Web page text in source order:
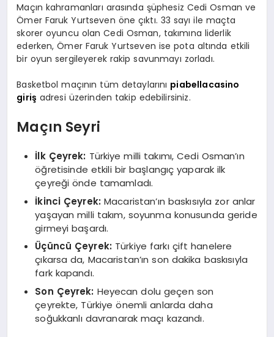
Maçın kahramanları arasında şüphesiz Cedi Osman ve
Ömer Faruk Yurtseven öne çıktı. 33 sayı ile maçta
skorer oyuncu olan Cedi Osman, takımına liderlik
ederken, Ömer Faruk Yurtseven ise pota altında etkili
bir oyun sergileyerek rakip savunmayı zorladı.
Basketbol maçının tüm detaylarını piabellacasino
giriş adresi üzerinden takip edebilirsiniz.
Maçın Seyri
İlk Çeyrek: Türkiye milli takımı, Cedi Osman’ın
öğretisinde etkili bir başlangıç ​​yaparak ilk
çeyreği önde tamamladı.
İkinci Çeyrek: Macaristan’ın baskısıyla zor anlar
yaşayan milli takım, soyunma konusunda geride
girmeyi başardı.
Üçüncü Çeyrek: Türkiye farkı çift hanelere
çıkarsa da, Macaristan’ın son dakika baskısıyla
fark kapandı.
Son Çeyrek: Heyecan dolu geçen son
çeyrekte, Türkiye önemli anlarda daha
soğukkanlı davranarak maçı kazandı.